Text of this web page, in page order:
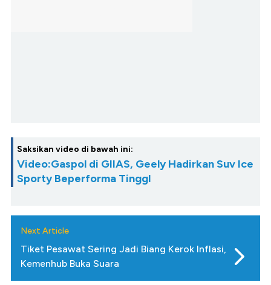
Saksikan video di bawah ini:
Video:Gaspol di GIIAS, Geely Hadirkan Suv Ice
Sporty Beperforma TinggI
Next Article
Tiket Pesawat Sering Jadi Biang Kerok Inflasi,
Kemenhub Buka Suara